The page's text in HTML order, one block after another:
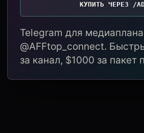
КУПИТЬ ЧЕРЕЗ /
Telegram для
@AFFtop_connect.
за канал, $1000 за пакет